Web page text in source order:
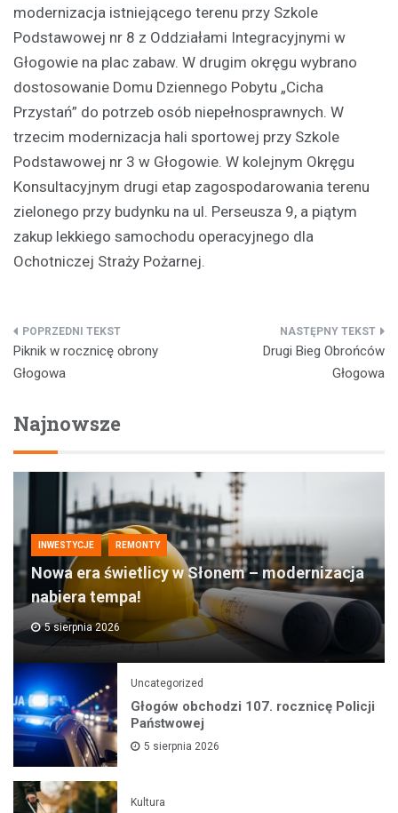
modernizacja istniejącego terenu przy Szkole
Podstawowej nr 8 z Oddziałami Integracyjnymi w
Głogowie na plac zabaw. W drugim okręgu wybrano
dostosowanie Domu Dziennego Pobytu „Cicha
Przystań” do potrzeb osób niepełnosprawnych. W
trzecim modernizacja hali sportowej przy Szkole
Podstawowej nr 3 w Głogowie. W kolejnym Okręgu
Konsultacyjnym drugi etap zagospodarowania terenu
zielonego przy budynku na ul. Perseusza 9, a piątym
zakup lekkiego samochodu operacyjnego dla
Ochotniczej Straży Pożarnej.
Nawigacja
wpisu
Piknik w rocznicę obrony
Głogowa
Drugi Bieg Obrońców
Głogowa
Najnowsze
INWESTYCJE REMONTY
Nowa era świetlicy w Słonem – modernizacja
nabiera tempa!
5 sierpnia 2026
Uncategorized
Głogów obchodzi 107. rocznicę Policji
Państwowej
5 sierpnia 2026
Kultura